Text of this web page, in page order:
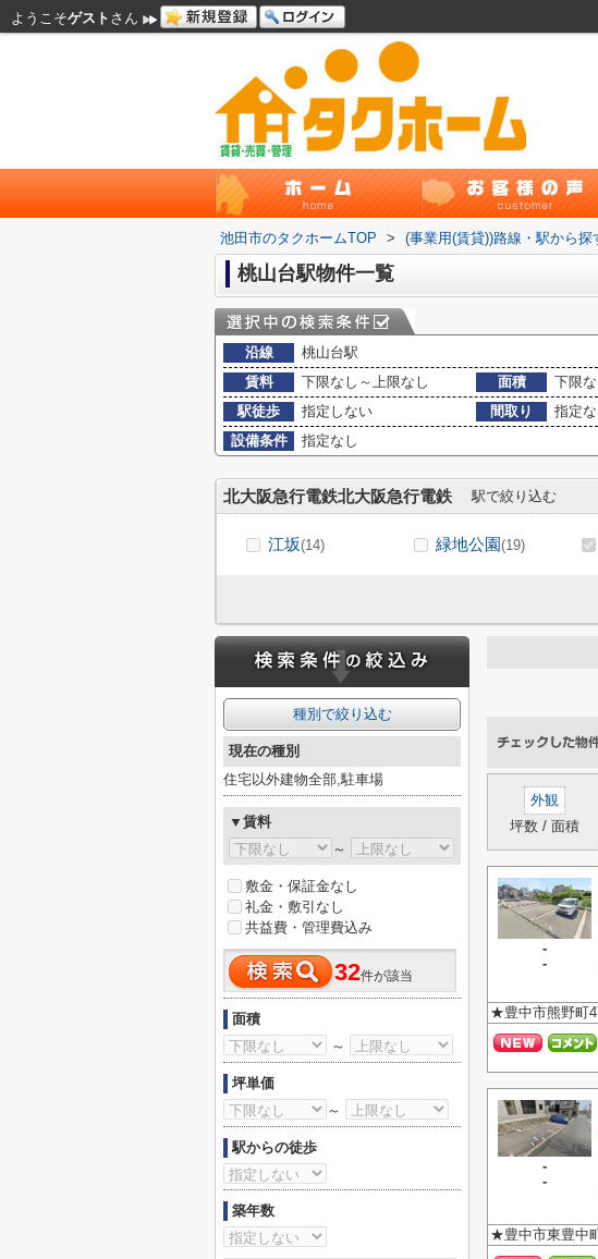
ようこそゲスト さん
池田市のタクホームTOP > (事業用(賃貸))路線・駅から探
桃山台駅物件一覧
沿線
桃山台駅
賃料
下限なし～上限なし 面積 下限
駅徒歩
指定しない 間取り
指定な
設備条件
指定なし
北大阪急行電鉄北大阪急行電鉄 駅で絞り込む
江坂(14) 緑地公園(19)
外観
坪数 / 面積
-
-
★豊中市熊野町
-
-
★豊中市東豊中
種別で絞り込む
現在の種別
住宅以外建物全部,駐車場
▼賃料
～
敷金・保証金なし
礼金・敷引なし
共益費・管理費込み
32件が該当
面積
～
坪単価
～
駅からの徒歩
築年数